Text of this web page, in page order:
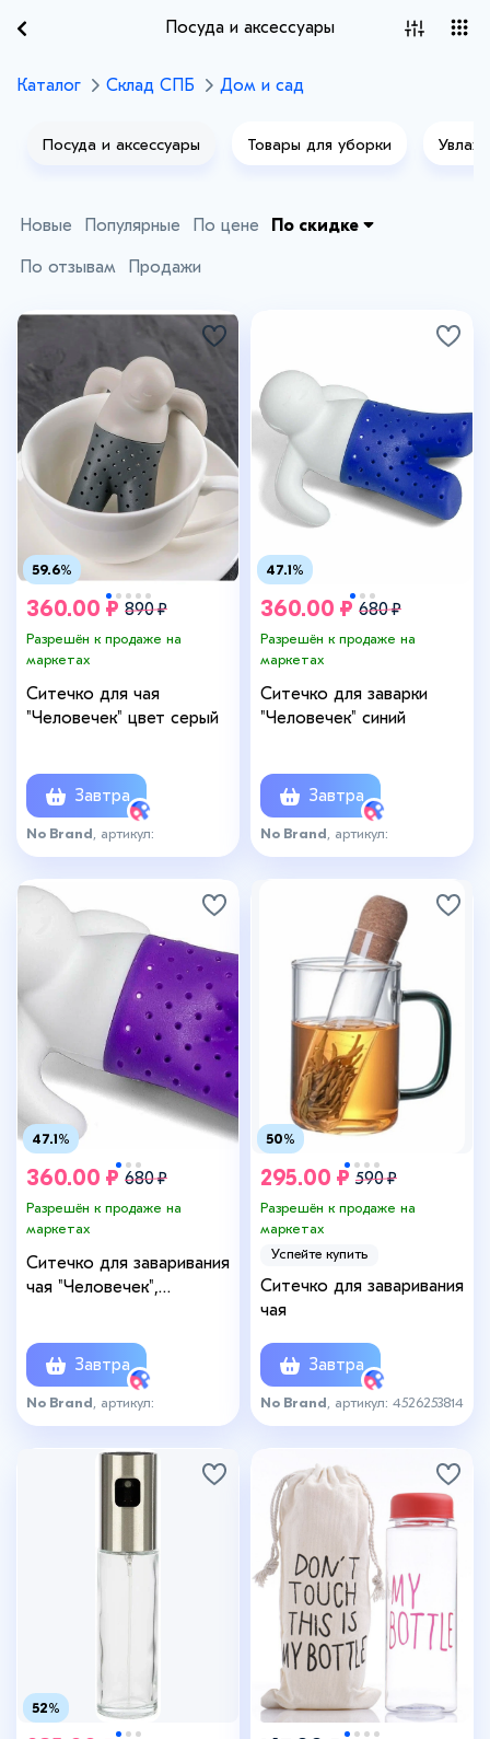
Посуда и аксессуары
Каталог Склад СПБ Дом и сад
Посуда и аксессуары Товары для уборки
Новые Популярные По цене По скидке
По отзывам Продажи
59.6%
360.00 ₽ 890 ₽
Разрешён к продаже на
маркетах
Ситечко для чая
"Человечек" цвет серый
Завтра
No Brand , артикул:
155583651_серый
47.1%
360.00 ₽ 680 ₽
Разрешён к продаже на
маркетах
Ситечко для заварки
"Человечек" синий
Завтра
No Brand , артикул:
148723767_син
47.1%
360.00 ₽ 680 ₽
Разрешён к продаже на
маркетах
Ситечко для заваривания
чая "Человечек",
Завтра
No Brand , артикул:
499146776_фиолет
50%
295.00 ₽ 590 ₽
Разрешён к продаже на
маркетах
Успейте купить
Ситечко для заваривания
чая
Завтра
No Brand , артикул: 4526253814
52%